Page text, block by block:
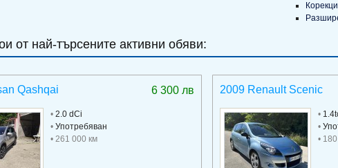
от най-търсените активни обяви:
6 300 лв
Qashqai
• 2.0 dCi
• Употребяван
• 261 000 км
2009 Renault Scenic
•
•
•